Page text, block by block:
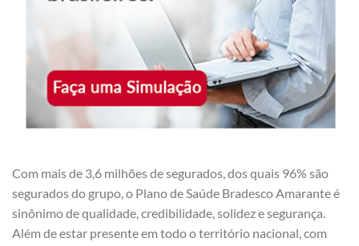
Com mais de 3,6 milhões de segurados, dos quais 96% são
segurados do grupo, o Plano de Saúde Bradesco Amarante é
sinônimo de qualidade, credibilidade, solidez e segurança.
Além de estar presente em todo o território nacional, com